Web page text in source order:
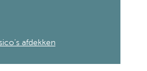
afdekken